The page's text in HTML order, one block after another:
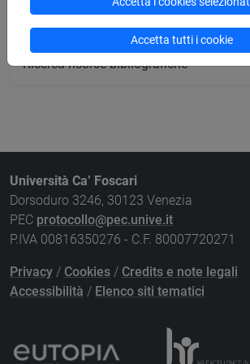
Ricerca risorse bibliografiche
Università Ca’ Foscari
Dorsoduro 3246, 30123 Venezia
PEC protocollo@pec.unive.it
P.IVA 00816350276 - C.F. 80007720271
Privacy / Cookies / Credits e note legali
Accessibilità / Elenco siti tematici
Accetta tutti i cookie